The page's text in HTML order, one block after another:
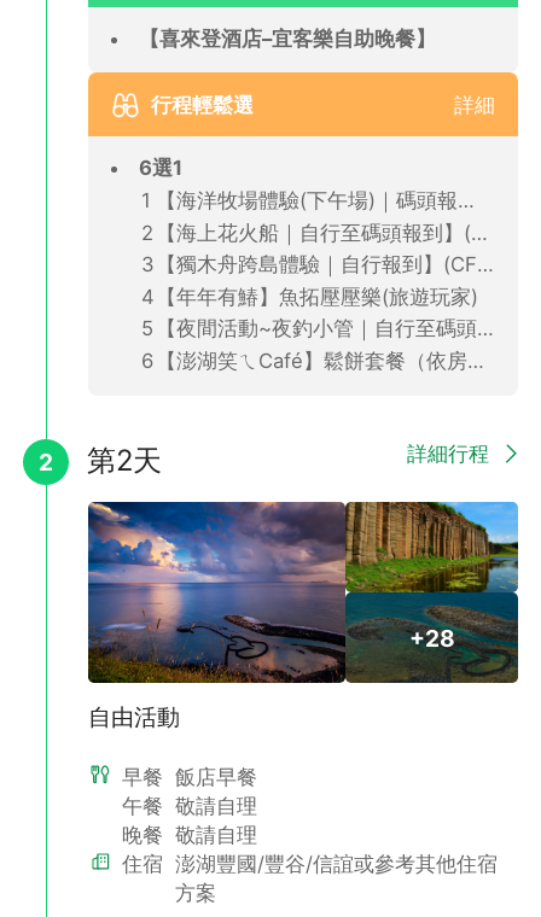
✅自費旅遊推薦【南海跳島】：走訪最有人氣的「雙心石滬」& 藍
色望安島網垵口沙灘，來一趟忘憂之旅！
✅ 自選~ 市區精選飯店：海洋渡假村或元泰飯店或長春飯店、島旅
人等同等級住宿。
🏨海洋渡假村OCEAN HOTEL
飯店位處澎湖馬公市中心，座落於海洋觀景休閒區，緊鄰新建完成
的遊艇碼頭，坐擁海景第一排，飽覽漁人碼頭變身萬國遊艇穿梭的
美景。鄰近中央老街、四眼井，距離馬公港也僅需步行約五分鐘即
【喜來登酒店–宜客樂自助晚餐】
行程輕鬆選 詳細
6選1
【海洋牧場體驗(下午場)｜碼頭報到】(CFT)
【海上花火船｜自行至碼頭報到】(CFT)
【獨木舟跨島體驗｜自行報到】(CFT)
【年年有鰆】魚拓壓壓樂(旅遊玩家)
【夜間活動~夜釣小管｜自行至碼頭報到】(CFT)
【澎湖笑ㄟCafé】鬆餅套餐（依房型提供/自由前往）CFT
2 第2天 詳細行程
+28
自由活動
早餐 飯店早餐
午餐 敬請自理
晚餐 敬請自理
住宿 澎湖豐國/豐谷/信誼或參考其他住宿
方案